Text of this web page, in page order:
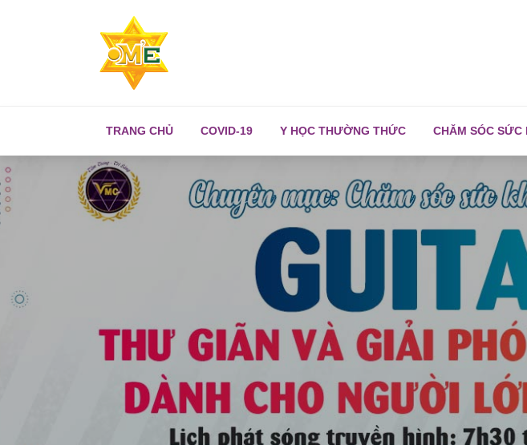
TRANG CHỦ COVID-19 Y HỌC THƯỜNG THỨC CHĂM SÓC SỨC